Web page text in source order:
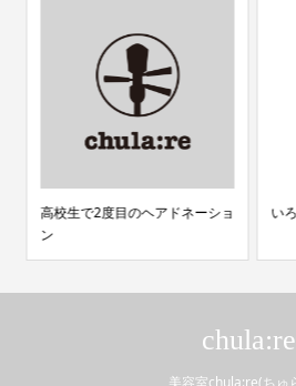
高校生で2度目のヘアドネーショ
ン
い
chula:re